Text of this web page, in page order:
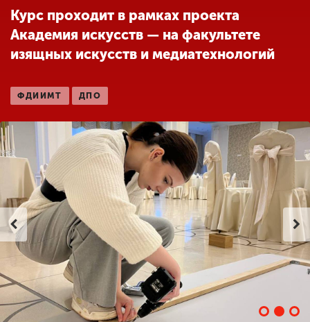
Другие виды
деятельности
Сведения об
образовательной
организации
ENG CHI
Приемная
комиссия
+7 (831) 262-26-20
Курс проходит в рамках проекта
Академия искусств — на факультете
изящных искусств и медиатехнологий
ФДИИМТ ДПО